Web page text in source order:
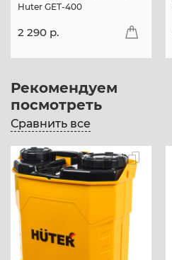
Huter GET-400
2 290 p.
Рекомендуем
посмотреть
Сравнить все